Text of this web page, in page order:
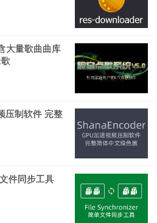
大量歌曲曲库
压制软件 完整
件同步工具